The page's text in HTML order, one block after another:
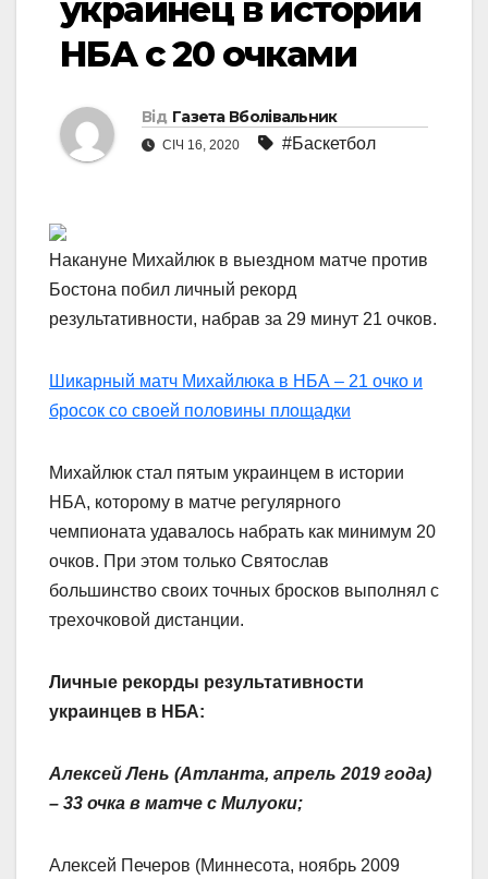
украинец в истории
НБА с 20 очками
Від Газета Вболівальник
СІЧ 16, 2020 #Баскетбол
Накануне Михайлюк в выездном матче против
Бостона побил личный рекорд
результативности, набрав за 29 минут 21 очков.
Шикарный матч Михайлюка в НБА – 21 очко и
бросок со своей половины площадки
Михайлюк стал пятым украинцем в истории
НБА, которому в матче регулярного
чемпионата удавалось набрать как минимум 20
очков. При этом только Святослав
большинство своих точных бросков выполнял с
трехочковой дистанции.
Личные рекорды результативности
украинцев в НБА:
Алексей Лень (Атланта, апрель 2019 года)
– 33 очка в матче с Милуоки;
Алексей Печеров (Миннесота, ноябрь 2009